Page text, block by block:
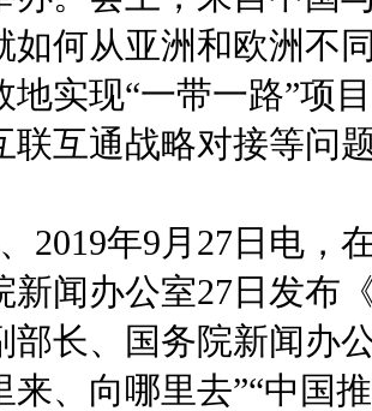
如何从亚洲和欧洲不
地实现“一带一路”项
联互通战略对接等问
年9月27日电，在
新闻办公室27日发布
部长、国务院新闻办
来、向哪里去”“中国